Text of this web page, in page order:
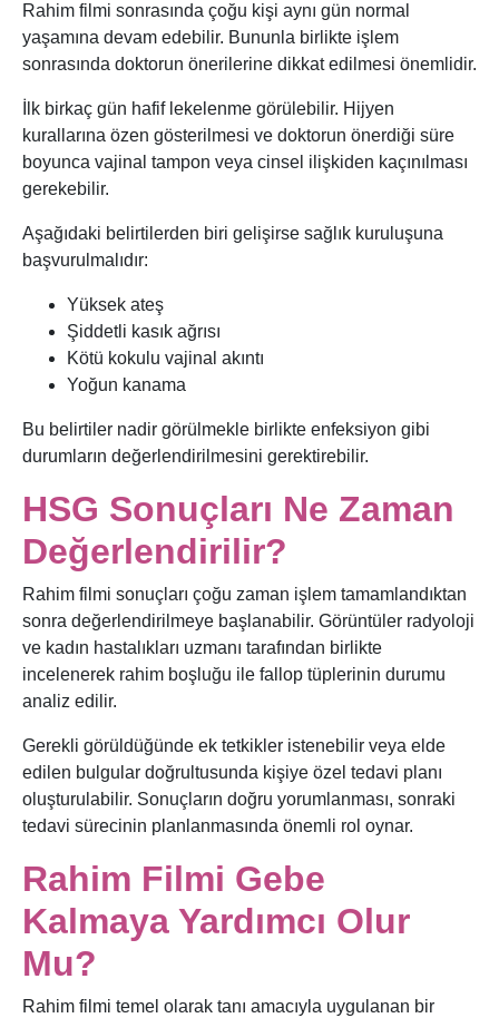
Rahim filmi sonrasında çoğu kişi aynı gün normal
yaşamına devam edebilir. Bununla birlikte işlem
sonrasında doktorun önerilerine dikkat edilmesi önemlidir.
İlk birkaç gün hafif lekelenme görülebilir. Hijyen
kurallarına özen gösterilmesi ve doktorun önerdiği süre
boyunca vajinal tampon veya cinsel ilişkiden kaçınılması
gerekebilir.
Aşağıdaki belirtilerden biri gelişirse sağlık kuruluşuna
başvurulmalıdır:
Yüksek ateş
Şiddetli kasık ağrısı
Kötü kokulu vajinal akıntı
Yoğun kanama
Bu belirtiler nadir görülmekle birlikte enfeksiyon gibi
durumların değerlendirilmesini gerektirebilir.
HSG Sonuçları Ne Zaman
Değerlendirilir?
Rahim filmi sonuçları çoğu zaman işlem tamamlandıktan
sonra değerlendirilmeye başlanabilir. Görüntüler radyoloji
ve kadın hastalıkları uzmanı tarafından birlikte
incelenerek rahim boşluğu ile fallop tüplerinin durumu
analiz edilir.
Gerekli görüldüğünde ek tetkikler istenebilir veya elde
edilen bulgular doğrultusunda kişiye özel tedavi planı
oluşturulabilir. Sonuçların doğru yorumlanması, sonraki
tedavi sürecinin planlanmasında önemli rol oynar.
Rahim Filmi Gebe
Kalmaya Yardımcı Olur
Mu?
Rahim filmi temel olarak tanı amacıyla uygulanan bir